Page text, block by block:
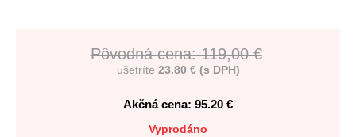
Pôvodná cena: 119,00 €
ušetríte 23.80 € (s DPH)
Akčná cena: 95.20 €
Vyprodáno